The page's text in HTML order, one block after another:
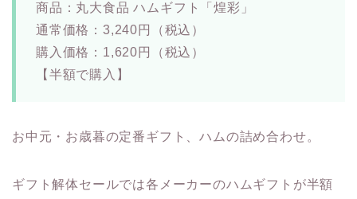
商品：丸大食品 ハムギフト「煌彩」
通常価格：3,240円（税込）
購入価格：1,620円（税込）
【半額で購入】
お中元・お歳暮の定番ギフト、ハムの詰め合わせ。
ギフト解体セールでは各メーカーのハムギフトが半額